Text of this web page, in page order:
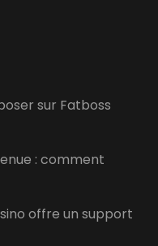
sur Fatboss
: comment
offre un support